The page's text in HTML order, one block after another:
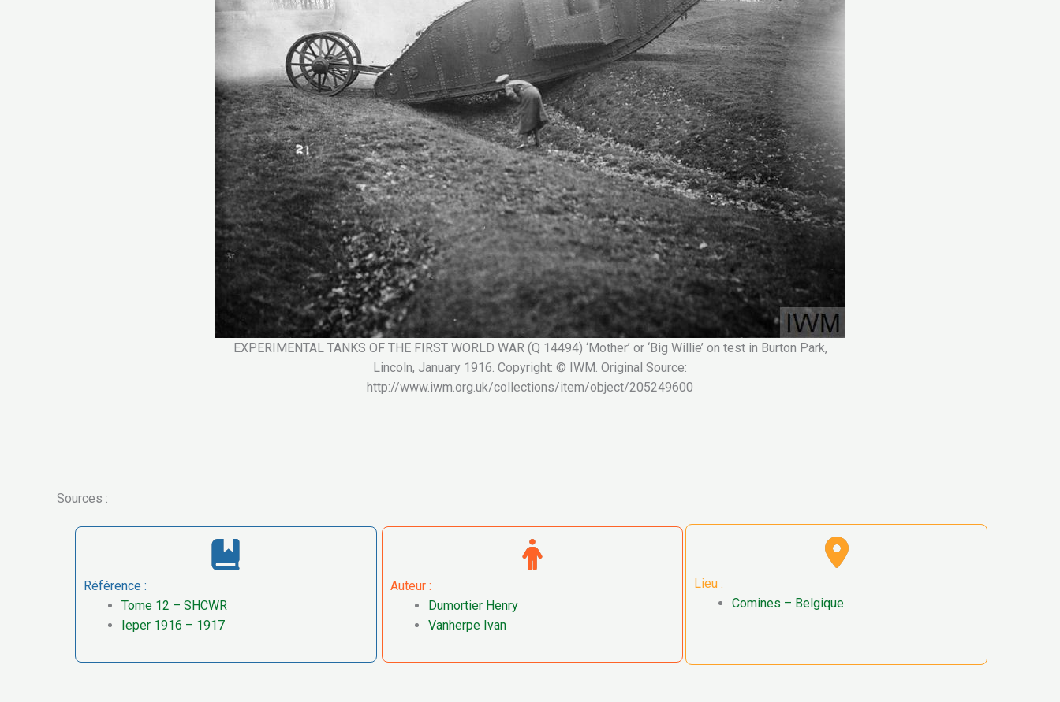
EXPERIMENTAL TANKS OF THE FIRST WORLD WAR (Q 14494) ‘Mother’ or ‘Big Willie’ on test in Burton Park,
Lincoln, January 1916. Copyright: © IWM. Original Source:
http://www.iwm.org.uk/collections/item/object/205249600
Sources :
Référence :
Tome 12 – SHCWR
Ieper 1916 – 1917
Auteur :
Dumortier Henry
Vanherpe Ivan
Lieu :
Comines – Belgique